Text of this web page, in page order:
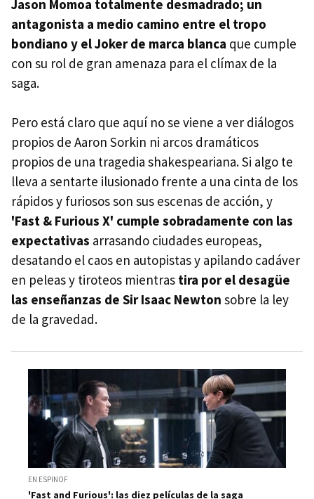
Jason Momoa totalmente desmadrado; un
antagonista a medio camino entre el tropo
bondiano y el Joker de marca blanca que cumple
con su rol de gran amenaza para el clímax de la
saga.
Pero está claro que aquí no se viene a ver diálogos
propios de Aaron Sorkin ni arcos dramáticos
propios de una tragedia shakespeariana. Si algo te
lleva a sentarte ilusionado frente a una cinta de los
rápidos y furiosos son sus escenas de acción, y
'Fast & Furious X' cumple sobradamente con las
expectativas arrasando ciudades europeas,
desatando el caos en autopistas y apilando cadáver
en peleas y tiroteos mientras tira por el desagüe
las enseñanzas de Sir Isaac Newton sobre la ley
de la gravedad.
EN ESPINOF
'Fast and Furious': las diez películas de la saga